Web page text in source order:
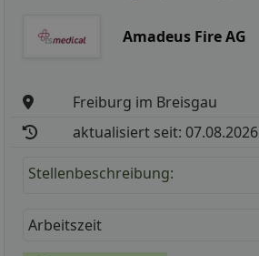
Amadeus Fire AG
Freiburg im Breisgau
aktualisiert seit: 07.08.2026
Stellenbeschreibung:
Arbeitszeit